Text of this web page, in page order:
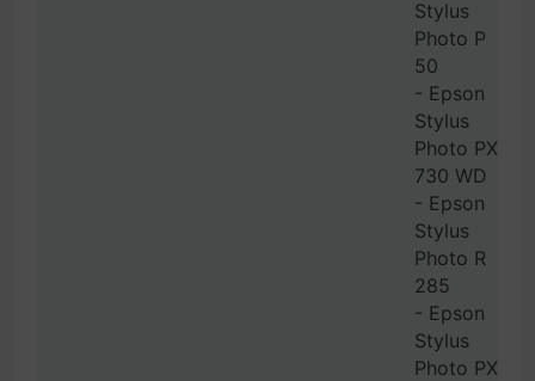
Stylus
Photo P
50
- Epson
Stylus
Photo PX
730 WD
- Epson
Stylus
Photo R
285
- Epson
Stylus
Photo PX